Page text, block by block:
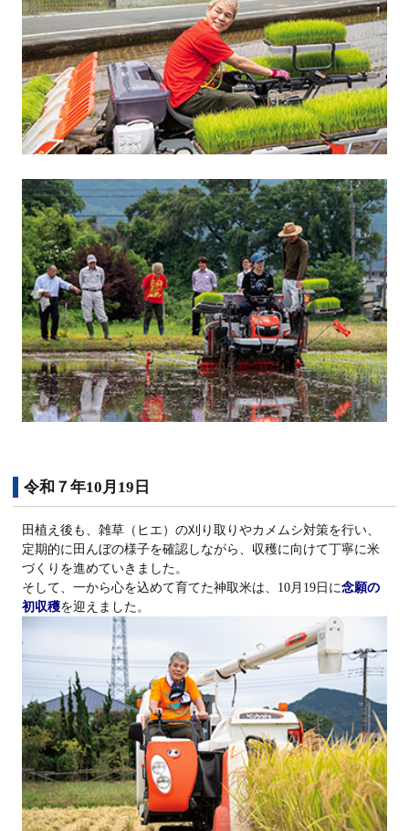
令和７年10月19日
田植え後も、雑草（ヒエ）の刈り取りやカメムシ対策を行い、
定期的に田んぼの様子を確認しながら、収穫に向けて丁寧に米
づくりを進めていきました。
そして、一から心を込めて育てた神取米は、10月19日に念願の
初収穫を迎えました。